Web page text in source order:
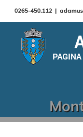
0265-450.112 |